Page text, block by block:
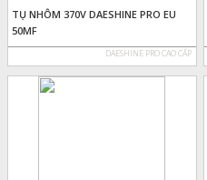
TỤ NHÔM 370V DAESHINE PRO EU
50MF
DAESHINE PRO CAO CẤP